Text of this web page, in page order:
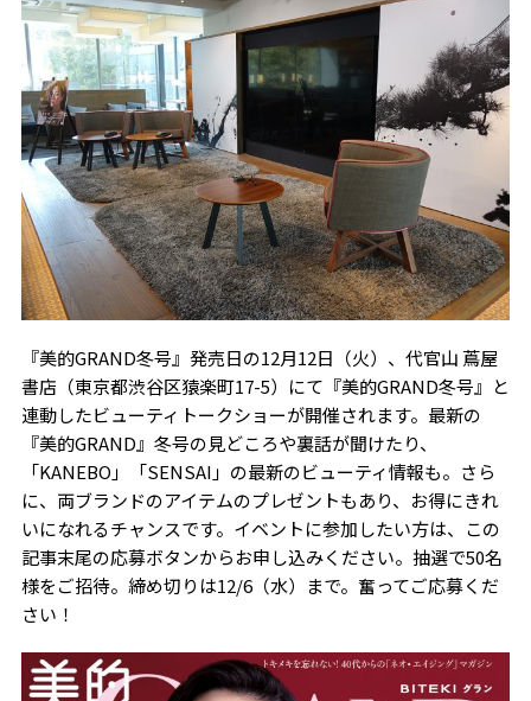
『美的GRAND冬号』発売日の12月12日（火）、代官山 蔦屋
書店（東京都渋谷区猿楽町17-5）にて『美的GRAND冬号』と
連動したビューティトークショーが開催されます。最新の
『美的GRAND』冬号の見どころや裏話が聞けたり、
「KANEBO」「SENSAI」の最新のビューティ情報も。さら
に、両ブランドのアイテムのプレゼントもあり、お得にきれ
いになれるチャンスです。イベントに参加したい方は、この
記事末尾の応募ボタンからお申し込みください。抽選で50名
様をご招待。締め切りは12/6（水）まで。奮ってご応募くだ
さい！